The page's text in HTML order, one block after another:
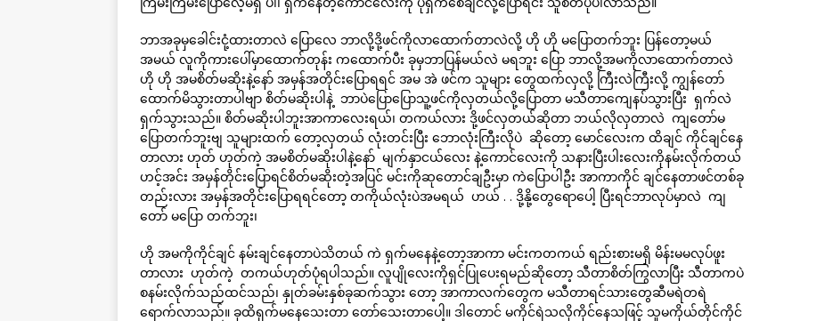
ဘာအခုမှခေါင်းငုံ့ထားတာလဲ ပြောလေ ဘာလို့ဒို့ဖင်ကိုလာထောက်တာလဲလို့ ဟို ဟို မပြောတက်ဘူး ပြန်တော့မယ်
အမယ် လူကိုကားပေါ်မှာထောက်တုန်း ကထောက်ပီး ခုမှဘာပြန်မယ်လဲ မရဘူး ပြော ဘာလို့အမကိုလာထောက်တာလဲ
ဟို ဟို အမစိတ်မဆိုးနဲ့နော် အမှန်အတိုင်းပြောရရင် အမ အဲ ဖင်က သူများ တွေထက်လှလို့ ကြီးလဲကြီးလို့ ကျွန်တော်
ထောက်မိသွားတာပါဗျာ စိတ်မဆိုးပါနဲ့ ဘာပဲပြောပြောသူ့ဖင်ကိုလှတယ်လို့ပြောတာ မသီတာကျေနပ်သွားပြီး ရှက်လဲ
ရှက်သွားသည်။ စိတ်မဆိုးပါဘူးအာကာလေးရယ်၊ တကယ်လား ဒို့ဖင်လှတယ်ဆိုတာ ဘယ်လိုလှတာလဲ ကျတော်မ
ပြောတက်ဘူးဗျ သူများထက် တော့လှတယ် လုံးတင်းပြီး ဘောလုံးကြီးလိုပဲ ဆိုတော့ မောင်လေးက ထိချင် ကိုင်ချင်နေ
တာလား ဟုတ် ဟုတ်ကဲ့ အမစိတ်မဆိုးပါနဲ့နော် မျက်နှာငယ်လေး နဲ့ကောင်လေးကို သနားပြီးပါးလေးကိုနမ်းလိုက်တယ်
ဟင့်အင်း အမှန်တိုင်းပြောရင်စိတ်မဆိုးတဲ့အပြင် မင်းကိုဆုတောင်ချဦးမှာ ကဲပြောပါဦး အာကာကိုင် ချင်နေတာဖင်တစ်ခု
တည်းလား အမှန်အတိုင်းပြောရရင်တော့ တကိုယ်လုံးပဲအမရယ် ဟယ် . . ဒို့နို့တွေရောပေါ့ ပြီးရင်ဘာလုပ်မှာလဲ ကျ
တော် မပြော တက်ဘူး၊
ဟို အမကိုကိုင်ချင် နမ်းချင်နေတာပဲသိတယ် ကဲ ရှက်မနေနဲ့တော့အာကာ မင်းကတကယ် ရည်းစားမရှိ မိန်းမမလုပ်ဖူး
တာလား ဟုတ်ကဲ့ တကယ်ဟုတ်ပုံရပါသည်။ လူပျိုလေးကိုရှင်ပြုပေးရမည်ဆိုတော့ သီတာစိတ်ကြွလာပြီး သီတာကပဲ
စနမ်းလိုက်သည်ထင်သည်၊ နှုတ်ခမ်းနှစ်ခုဆက်သွား တော့ အာကာလက်တွေက မသီတာရင်သားတွေဆီမရဲတရဲ
ရောက်လာသည်။ ခုထိရှက်မနေသေးတာ တော်သေးတာပေါ့။ ဒါတောင် မကိုင်ရဲသလိုကိုင်နေသဖြင့် သူမကိုယ်တိုင်ကိုင်